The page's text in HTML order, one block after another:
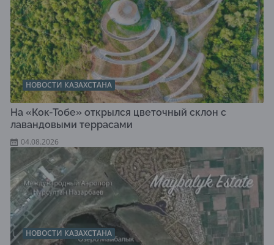
НОВОСТИ КАЗАХСТАНА
На «Кок-Тобе» открылся цветочный склон с
лавандовыми террасами
04.08.2026
НОВОСТИ КАЗАХСТАНА